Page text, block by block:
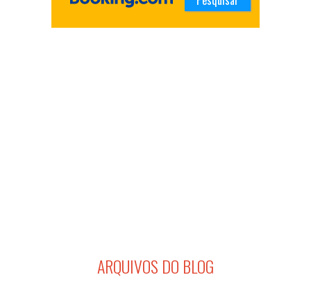
ARQUIVOS DO BLOG